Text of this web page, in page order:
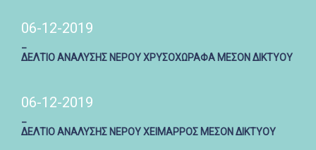
06-12-2019
ΔΕΛΤΙΟ ΑΝΑΛΥΣΗΣ ΝΕΡΟΥ ΧΡΥΣΟΧΩΡΑΦΑ ΜΕΣΟΝ ΔΙΚΤΥΟΥ
06-12-2019
ΔΕΛΤΙΟ ΑΝΑΛΥΣΗΣ ΝΕΡΟΥ ΧΕΙΜΑΡΡΟΣ ΜΕΣΟΝ ΔΙΚΤΥΟΥ